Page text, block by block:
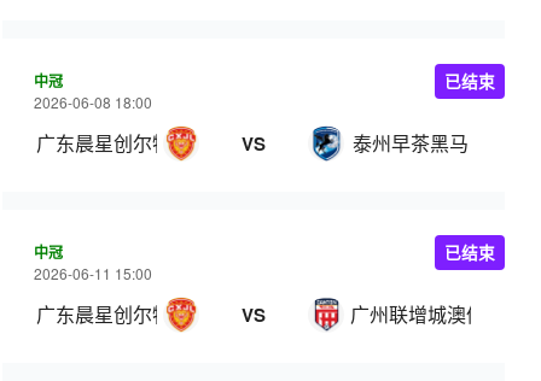
中冠
2026-06-08 18:00
广东晨星创尔特 VS 泰州早茶黑马
已结束
中冠
2026-06-11 15:00
广东晨星创尔特 VS 广州联增城澳体
已结束